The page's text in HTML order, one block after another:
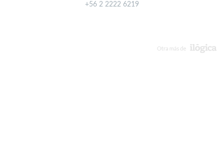
+56 2 2222 6219